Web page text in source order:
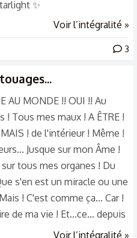
✨
Voir l’intégralité »
3
AU MONDE !! OUI !! Au
Tous mes maux ! A ÊTRE !
! de l'intérieur ! Même !
Jusque sur mon Âme !
tous mes organes ! Du
s'en est un miracle ou une
! C'est comme ça... Car !
de ma vie ! Et...ce... depuis
de poésies ! Voulez-vous y
Voir l’intégralité »